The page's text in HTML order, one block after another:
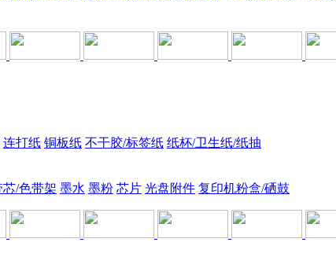
连打纸 铜板纸 不干胶/标签纸 纸杯/卫生纸/纸抽
芯/色带架 墨水 墨粉 芯片 光盘附件 复印机粉盒/硒鼓